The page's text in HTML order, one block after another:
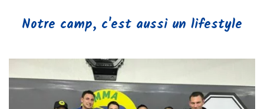
Notre camp, c'est aussi un lifestyle